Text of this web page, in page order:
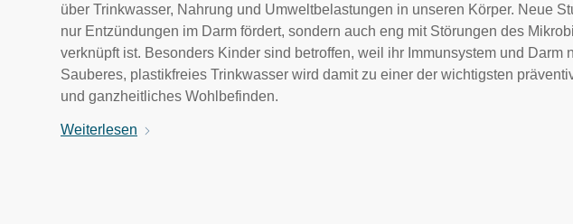
über Trinkwasser, Nahrung und Umweltbelastungen in unseren Körper. Neue
nur Entzündungen im Darm fördert, sondern auch eng mit Störungen des
verknüpft ist. Besonders Kinder sind betroffen, weil ihr Immunsystem und Darm
Sauberes, plastikfreies Trinkwasser wird damit zu einer der wichtigsten
und ganzheitliches Wohlbefinden.
Weiterlesen